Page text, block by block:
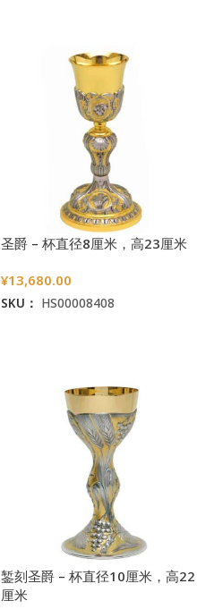
圣爵 – 杯直径8厘米，高23厘米
¥13,680.00
SKU： HS00008408
錾刻圣爵 – 杯直径10厘米，高22
厘米